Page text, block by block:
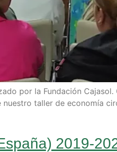
por la Fundación Cajasol.
taller de economía
2019-